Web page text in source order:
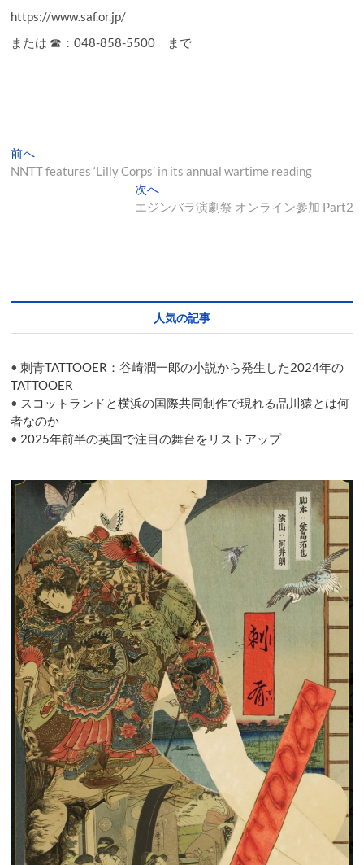
https://www.saf.or.jp/
または ☎︎：048-858-5500 まで
投
稿
シ
ョ
ン
前へ
去
NNTT features ‘Lilly Corps’ in its annual wartime reading
次へ次
の
エジンバラ演劇祭 オンライン参加 Part2
人気の記事
•刺青TATTOOER：谷崎潤一郎の小説から発生した2024年の
TATTOOER
• スコットランドと横浜の国際共同制作で現れる品川猿とは何
者なのか
• 2025年前半の英国で注目の舞台をリストアップ